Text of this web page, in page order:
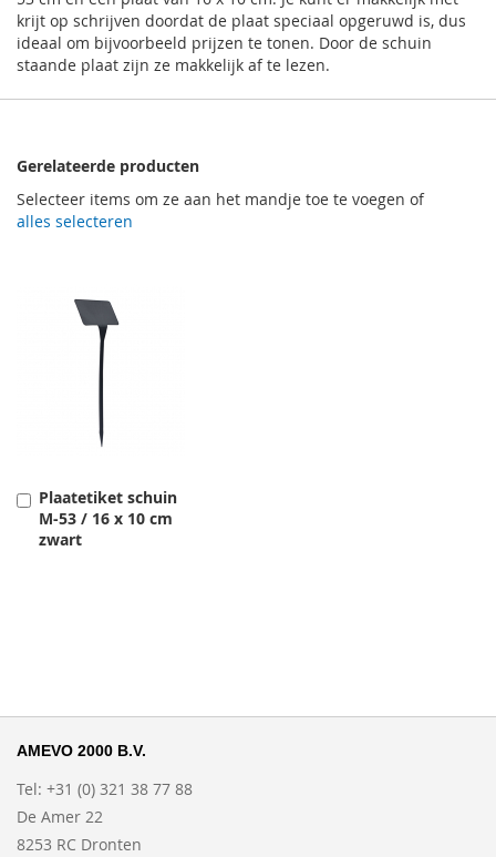
krijt op schrijven doordat de plaat speciaal opgeruwd is, dus
ideaal om bijvoorbeeld prijzen te tonen. Door de schuin
staande plaat zijn ze makkelijk af te lezen.
Gerelateerde producten
Selecteer items om ze aan het mandje toe te voegen of
alles selecteren
Plaatetiket schuin
M-53 / 16 x 10 cm
zwart
Toevoegen
AMEVO 2000 B.V.
Tel: +31 (0) 321 38 77 88
De Amer 22
8253 RC Dronten